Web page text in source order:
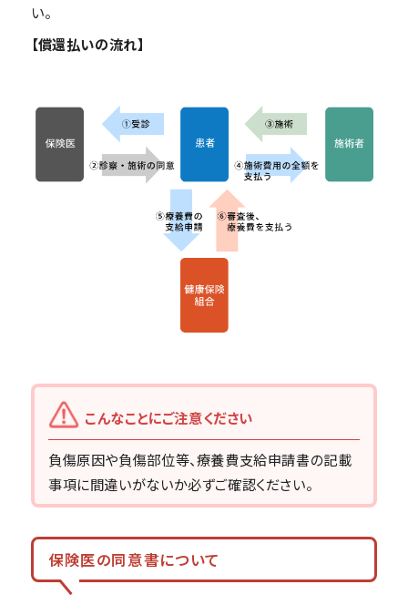
い。
【償還払いの流れ】
こんなことにご注意ください
負傷原因や負傷部位等、療養費支給申請書の記載
事項に間違いがないか必ずご確認ください。
保険医の同意書について